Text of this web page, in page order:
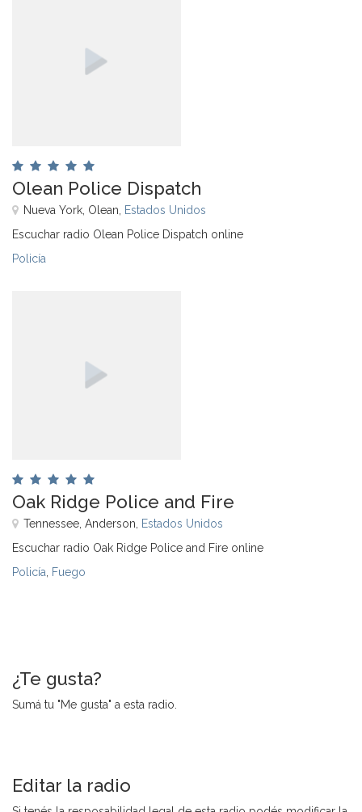
Olean Police Dispatch
Nueva York, Olean, Estados Unidos
Escuchar radio Olean Police Dispatch online
Policía
Oak Ridge Police and Fire
Tennessee, Anderson, Estados Unidos
Escuchar radio Oak Ridge Police and Fire online
Policía Fuego
¿Te gusta?
Sumá tu "Me gusta" a esta radio.
Editar la radio